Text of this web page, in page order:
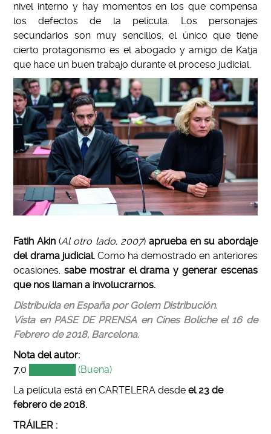
nivel interno y hay momentos en los que compensa
los defectos de la película. Los personajes
secundarios son muy sencillos, el único que tiene
cierto protagonismo es el abogado y amigo de Katja
que hace un buen trabajo durante el proceso judicial.
Fatih Akin (Al otro lado, 2007) aprueba en su abordaje
del drama judicial. Como ha demostrado en anteriores
ocasiones, sabe mostrar el drama y generar escenas
que nos llaman a involucrarnos.
Distribuida en España por Golem Distribución.
Vista en PASE DE PRENSA en Cines Boliche el 16 de
Febrero de 2018, Barcelona.
Nota del autor:
7,0 ███████ (Buena)
La película está en CARTELERA desde el 23 de
febrero de 2018.
TRÁILER :